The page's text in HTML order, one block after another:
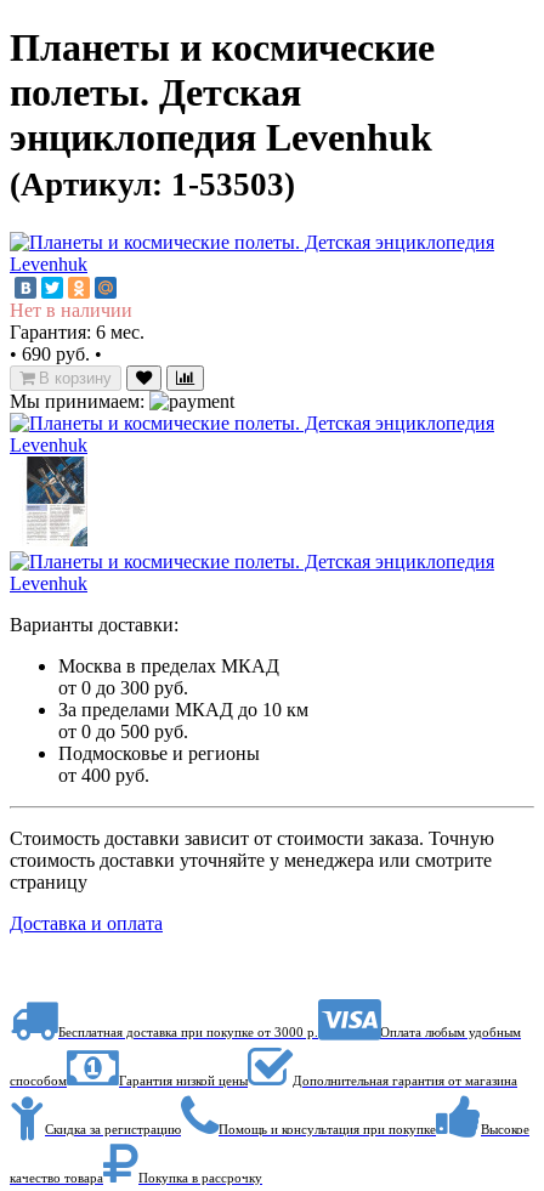
Планеты и космические
полеты. Детская
энциклопедия Levenhuk
(Артикул: 1-53503)
Нет в наличии
Гарантия: 6 мес.
• 690 руб. •
В корзину
Мы принимаем:
Варианты доставки:
Москва в пределах МКАД
от 0 до 300 руб.
За пределами МКАД до 10 км
от 0 до 500 руб.
Подмосковье и регионы
от 400 руб.
Стоимость доставки зависит от стоимости заказа. Точную
стоимость доставки уточняйте у менеджера или смотрите
страницу
Доставка и оплата
Бесплатная доставка при покупке от 3000 р. Оплата любым удобным
способом Гарантия низкой цены Дополнительная гарантия от магазина
Скидка за регистрацию Помощь и консультация при покупке Высокое
качество товара Покупка в рассрочку